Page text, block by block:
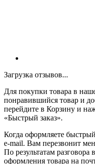
Загрузка отзывов...
Для покупки товара в
понравившийся товар и
перейдите в Корзину и
«Быстрый заказ».
Когда оформляете
e-mail. Вам перезвонит
По результатам
оформления товара на